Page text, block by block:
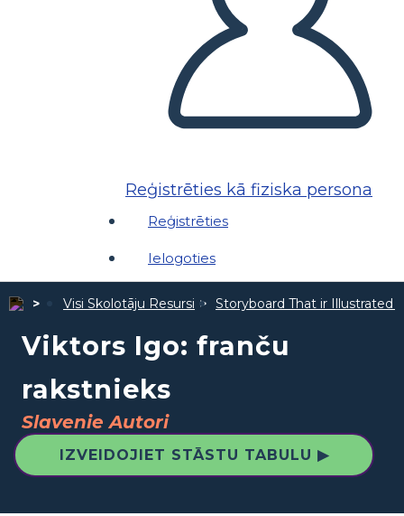
Reģistrēties kā fiziska persona
Reģistrēties
Ielogoties
Visi Skolotāju Resursi Storyboard That ir Illustrated
Viktors Igo: franču
rakstnieks
Slavenie Autori
IZVEIDOJIET STĀSTU TABULU ▶